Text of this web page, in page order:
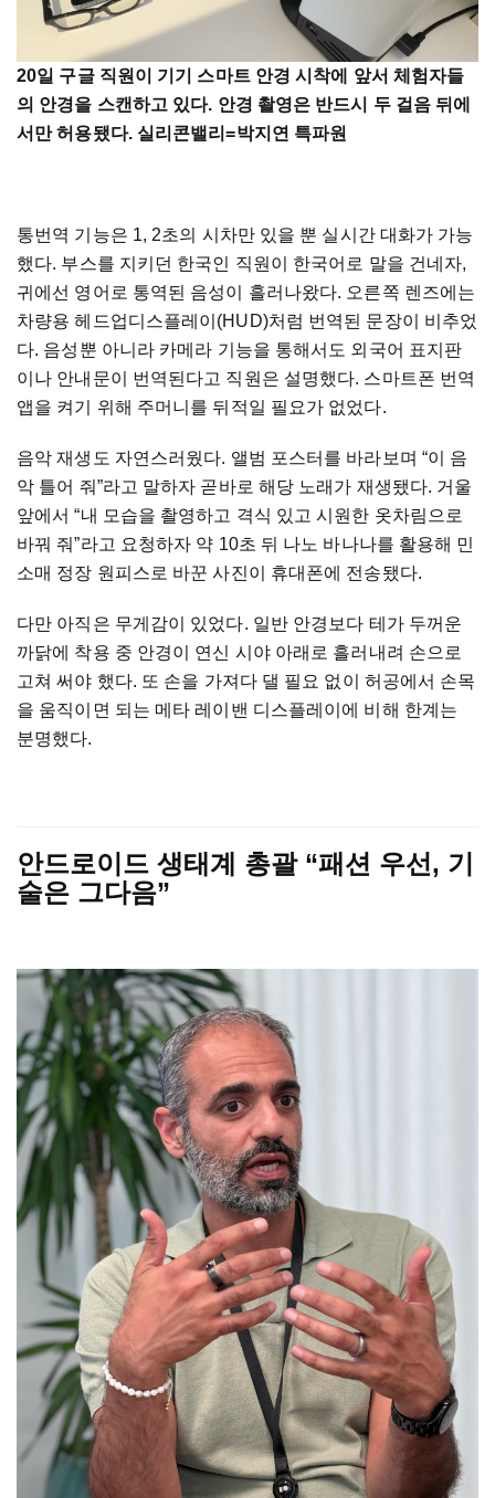
20일 구글 직원이 기기 스마트 안경 시착에 앞서 체험자들
의 안경을 스캔하고 있다. 안경 촬영은 반드시 두 걸음 뒤에
서만 허용됐다. 실리콘밸리=박지연 특파원
통번역 기능은 1, 2초의 시차만 있을 뿐 실시간 대화가 가능
했다. 부스를 지키던 한국인 직원이 한국어로 말을 건네자,
귀에선 영어로 통역된 음성이 흘러나왔다. 오른쪽 렌즈에는
차량용 헤드업디스플레이(HUD)처럼 번역된 문장이 비추었
다. 음성뿐 아니라 카메라 기능을 통해서도 외국어 표지판
이나 안내문이 번역된다고 직원은 설명했다. 스마트폰 번역
앱을 켜기 위해 주머니를 뒤적일 필요가 없었다.
음악 재생도 자연스러웠다. 앨범 포스터를 바라보며 “이 음
악 틀어 줘”라고 말하자 곧바로 해당 노래가 재생됐다. 거울
앞에서 “내 모습을 촬영하고 격식 있고 시원한 옷차림으로
바꿔 줘”라고 요청하자 약 10초 뒤 나노 바나나를 활용해 민
소매 정장 원피스로 바꾼 사진이 휴대폰에 전송됐다.
다만 아직은 무게감이 있었다. 일반 안경보다 테가 두꺼운
까닭에 착용 중 안경이 연신 시야 아래로 흘러내려 손으로
고쳐 써야 했다. 또 손을 가져다 댈 필요 없이 허공에서 손목
을 움직이면 되는 메타 레이밴 디스플레이에 비해 한계는
분명했다.
안드로이드 생태계 총괄 “패션 우선, 기
술은 그다음”